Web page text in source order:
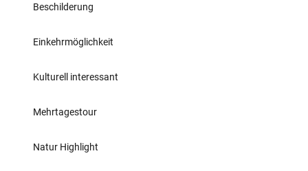
Beschilderung
Einkehrmöglichkeit
Kulturell interessant
Mehrtagestour
Natur Highlight